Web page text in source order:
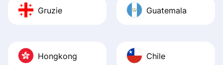
Gruzie Guatemala
Hongkong Chile